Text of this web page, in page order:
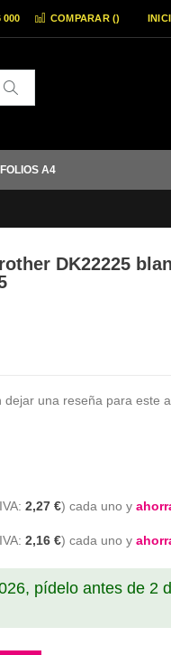
COMPARAR ()
000
A4
DK22225
dejar una reseña para este
2,27 € cada uno y
2,16 € cada uno y
pídelo antes de 2